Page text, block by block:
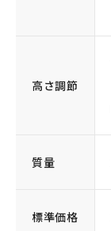
高さ調節
質量
標準価格